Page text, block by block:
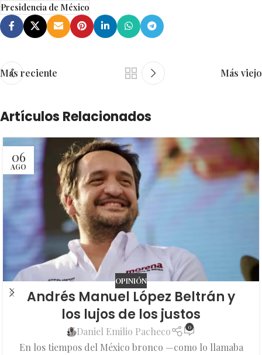
Presidencia de México
Más reciente Más viejo
Artículos Relacionados
06
AGO
OPINIÓN
Andrés Manuel López Beltrán y
los lujos de los justos
Daniel Emilio Pacheco 0
En los tiempos del México bronco —como lo llamaba